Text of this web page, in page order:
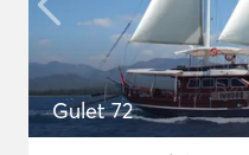
Gulet 72